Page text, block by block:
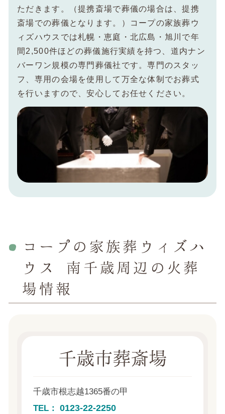
ただきます。（提携斎場で葬儀の場合は、提携
斎場での葬儀となります。）コープの家族葬ウ
ィズハウスでは札幌・恵庭・北広島・旭川で年
間2,500件ほどの葬儀施行実績を持つ、道内ナン
バーワン規模の専門葬儀社です。専門のスタッ
フ、専用の会場を使用して万全な体制でお葬式
を行いますので、安心してお任せください。
コープの家族葬ウィズハ
ウス 南千歳周辺の火葬
場情報
千歳市葬斎場
千歳市根志越1365番の甲
TEL：0123-22-2250